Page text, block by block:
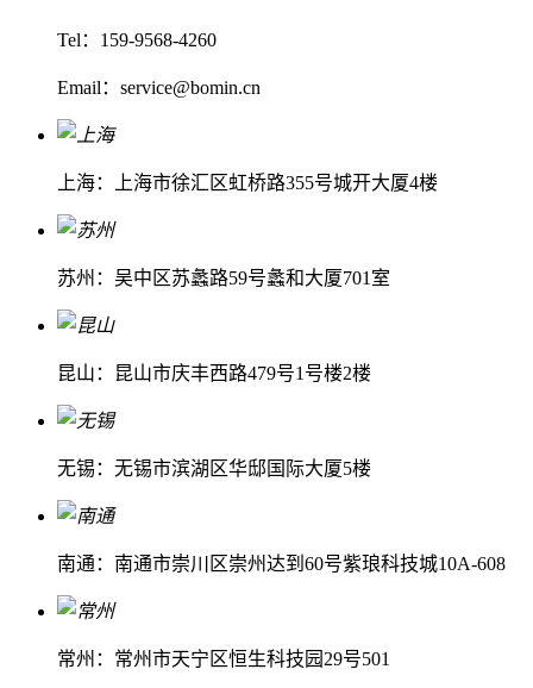
Tel：159-9568-4260
Email：service@bomin.cn
上海：上海市徐汇区虹桥路355号城开大厦4楼
苏州：吴中区苏蠡路59号蠡和大厦701室
昆山：昆山市庆丰西路479号1号楼2楼
无锡：无锡市滨湖区华邸国际大厦5楼
南通：南通市崇川区崇州达到60号紫琅科技城10A-608
常州：常州市天宁区恒生科技园29号501